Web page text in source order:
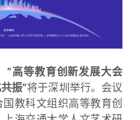
“高等教育创新发展大会
振”将于深圳举行。会议
教科文组织高等教育创